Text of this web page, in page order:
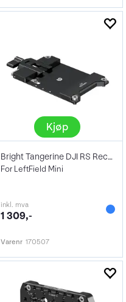
Kjøp
Bright Tangerine DJI RS Receiver
For LeftField Mini
inkl. mva
1 309,-
Varenr 170507